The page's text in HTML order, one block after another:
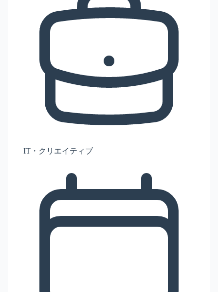
IT・クリエイティブ